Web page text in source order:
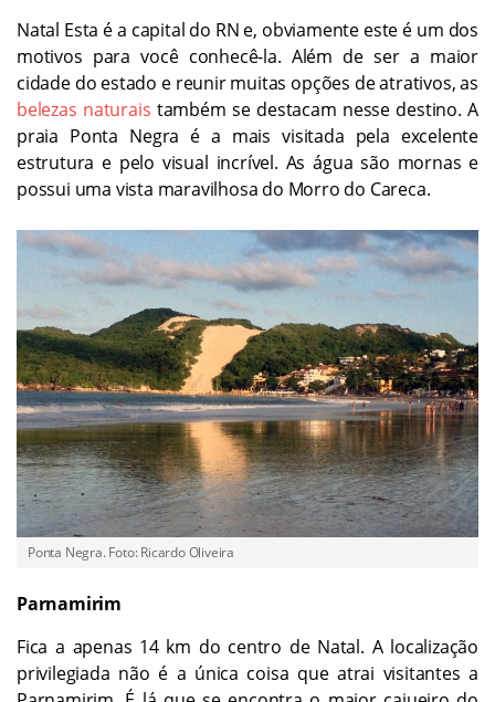
Natal Esta é a capital do RN e, obviamente este é um dos
motivos para você conhecê-la. Além de ser a maior
cidade do estado e reunir muitas opções de atrativos, as
belezas naturais também se destacam nesse destino. A
praia Ponta Negra é a mais visitada pela excelente
estrutura e pelo visual incrível. As água são mornas e
possui uma vista maravilhosa do Morro do Careca.
Ponta Negra. Foto: Ricardo Oliveira
Parnamirim
Fica a apenas 14 km do centro de Natal. A localização
privilegiada não é a única coisa que atrai visitantes a